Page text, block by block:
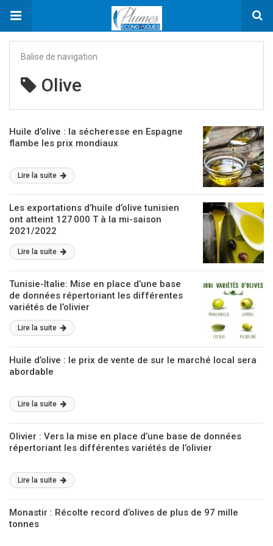
Balise de navigation
Olive
Huile d’olive : la sécheresse en Espagne
flambe les prix mondiaux
Lire la suite
Les exportations d’huile d’olive tunisien
ont atteint 127 000 T à la mi-saison
2021/2022
Lire la suite
Tunisie-Italie: Mise en place d’une base
de données répertoriant les différentes
variétés de l’olivier
Lire la suite
Huile d’olive : le prix de vente de sur le marché local sera
abordable
Lire la suite
Olivier : Vers la mise en place d’une base de données
répertoriant les différentes variétés de l’olivier
Lire la suite
Monastir : Récolte record d’olives de plus de 97 mille
tonnes